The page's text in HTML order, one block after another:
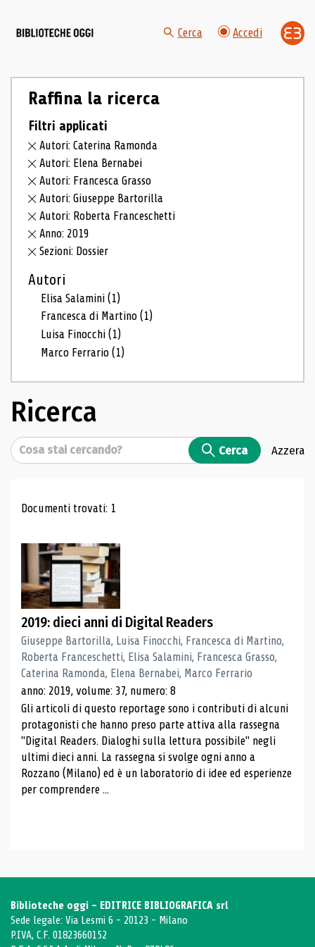
Cerca Accedi
Raffina la ricerca
Filtri applicati
Autori: Caterina Ramonda
Autori: Elena Bernabei
Autori: Francesca Grasso
Autori: Giuseppe Bartorilla
Autori: Roberta Franceschetti
Anno: 2019
Sezioni: Dossier
Autori
Elisa Salamini(1)
Francesca di Martino(1)
Luisa Finocchi(1)
Marco Ferrario(1)
Ricerca
Cerca Cerca Azzera
Risultati di ricerca
Documenti trovati: 1
2019: dieci anni di Digital Readers
Giuseppe Bartorilla, Luisa Finocchi, Francesca di Martino,
Roberta Franceschetti, Elisa Salamini, Francesca Grasso,
Caterina Ramonda, Elena Bernabei, Marco Ferrario
anno: 2019, volume: 37, numero: 8
Gli articoli di questo reportage sono i contributi di alcuni
protagonisti che hanno preso parte attiva alla rassegna
"Digital Readers. Dialoghi sulla lettura possibile" negli
ultimi dieci anni. La rassegna si svolge ogni anno a
Rozzano (Milano) ed è un laboratorio di idee ed esperienze
per comprendere ...
Biblioteche oggi - EDITRICE BIBLIOGRAFICA srl
Sede legale: Via Lesmi 6 - 20123 - Milano
P.IVA, C.F. 01823660152